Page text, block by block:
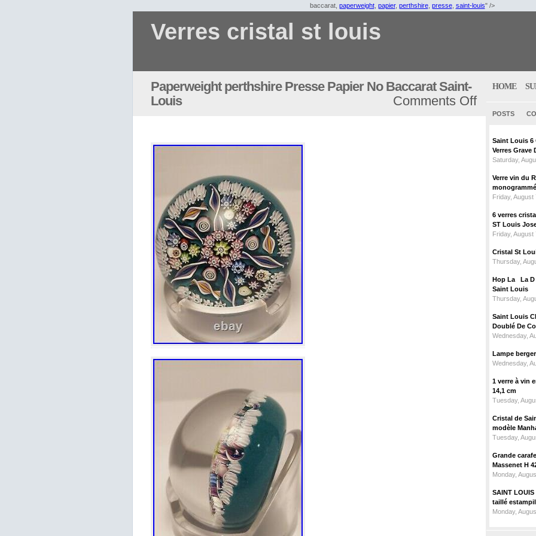
baccarat, paperweight, papier, perthshire, presse, saint-louis" />
Verres cristal st louis
Paperweight perthshire Presse Papier No Baccarat Saint-
Louis
Comments Off
HOME
POSTS
Saint Louis 6
Verres Grave
Saturday,
Verre vin du
Friday,
6 verres
ST Louis
Friday,
Cristal St
Thursday,
Hop La La D
Saint Louis
Thursday,
Saint Louis
Doublé De
Wednesday,
Lampe
Wednesday,
1 verre à vin
14,1 cm
Tuesday,
Cristal de
modèle
Tuesday,
Grande
Massenet H
Monday,
SAINT
taillé
Monday,